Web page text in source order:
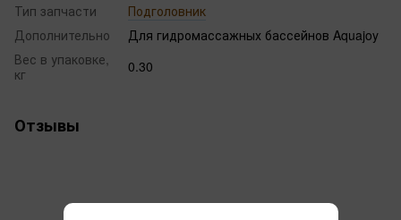
Тип запчасти
Подголовник
Дополнительно
Для гидромассажных бассейнов Aquajoy
Вес в упаковке,
кг
0.30
Отзывы